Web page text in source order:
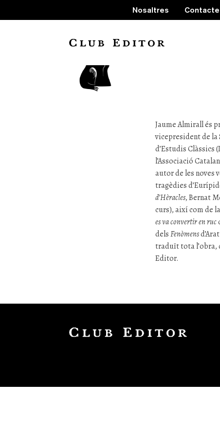
Nosaltres Contacte
Jaume Almirallés
vicepresident de la
d’Estudis Clàssics
l’Associació
autor de les noves
tragèdies
d’Hèracles, Bernat
curs), així com de la
es va convertir en ruc
delsFenòmens
traduït tota l’obra,
Editor.